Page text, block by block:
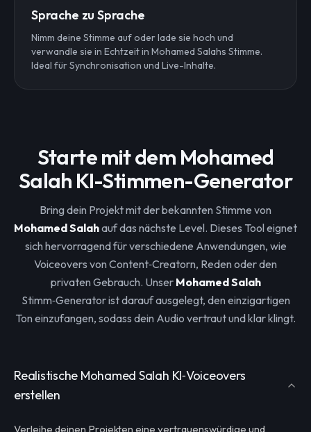
Sprache zu Sprache
Nimm deine Stimme auf oder lade sie hoch und
verwandle sie in Echtzeit in Mohamed Salahs Stimme.
Ideal für Synchronisation und Live-Inhalte.
Starte mit dem Mohamed
Salah KI-Stimmen-Generator
Bring dein Projekt mit der bekannten Stimme von
Mohamed Salahauf das nächste Level. Dieses Tool eignet
sich hervorragend für verschiedene Anwendungen, wie
Voiceovers von Content‑Creatorn, Reden oder den
privaten Gebrauch. Unser Mohamed Salah
Stimm‑Generator ist darauf ausgelegt, den einzigartigen
Ton einzufangen, sodass dein Audio vertraut und klar klingt.
Realistische Mohamed Salah KI‑Voiceovers
erstellen
Verleihe deinen Projekten eine vertrauenswürdige und